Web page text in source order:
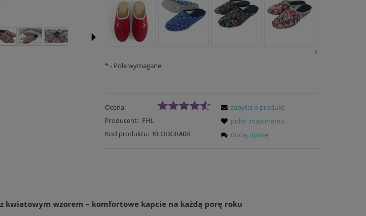
*- Pole wymagane
Ocena:
Producent: FHL
Kod produktu: KLODGRA08
zapytaj o produkt
poleć znajomemu
dodaj opinię
kwiatowym wzorem – komfortowe kapcie na każdą porę roku